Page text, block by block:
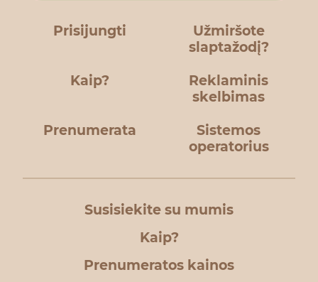
Prisijungti
Užmiršote
slaptažodį?
Kaip?
Reklaminis
skelbimas
Prenumerata
Sistemos
operatorius
Susisiekite su mumis
Kaip?
Prenumeratos kainos